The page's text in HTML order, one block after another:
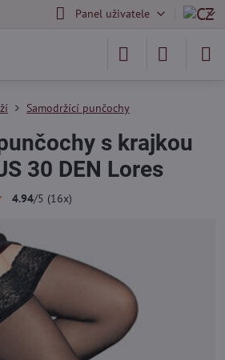
Panel uživatele
Samodržící punčochy
s krajkou
30 DEN Lores
4.94/5 (16x)